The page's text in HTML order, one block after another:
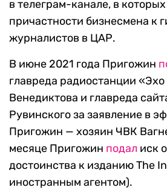
в телеграм-канале, в
причастности бизнесмена к
журналистов в ЦАР.
В июне 2021 года Пригожин
главреда радиостанции
Венедиктова и главреда
Рувинского за заявление в
Пригожин — хозяин ЧВК
месяце Пригожин подал иск
достоинства к изданию The
иностранным агентом).